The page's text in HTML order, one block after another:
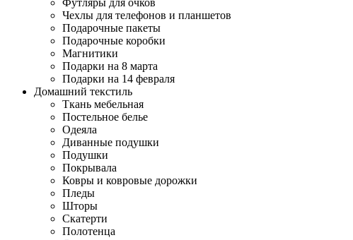
Футляры для очков
Чехлы для телефонов и планшетов
Подарочные пакеты
Подарочные коробки
Магнитики
Подарки на 8 марта
Подарки на 14 февраля
Домашний текстиль
Ткань мебельная
Постельное белье
Одеяла
Диванные подушки
Подушки
Покрывала
Ковры и ковровые дорожки
Пледы
Шторы
Скатерти
Полотенца